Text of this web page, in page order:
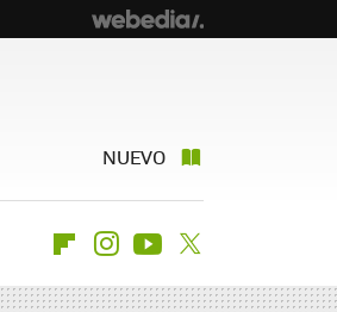
NUEVO
FlipboardInstagramYoutube